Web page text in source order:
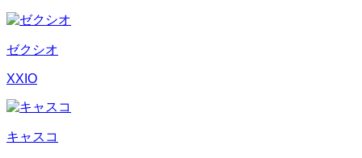
ゼクシオ
XXIO
キャスコ